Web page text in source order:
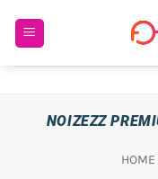
naar
NOIZEZZ
HOME